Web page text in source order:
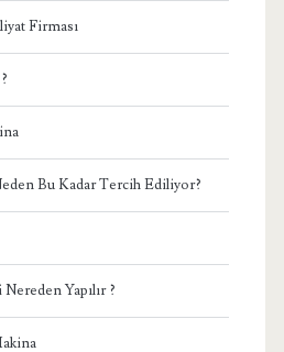
Firması
Bu Kadar Tercih Ediliyor?
Yapılır ?